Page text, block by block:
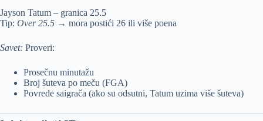
Jayson Tatum – granica 25.5
Tip: Over 25.5 → mora postići 26 ili više poena
Savet: Proveri:
Prosečnu minutažu
Broj šuteva po meču (FGA)
Povrede saigrača (ako su odsutni, Tatum uzima više šuteva)